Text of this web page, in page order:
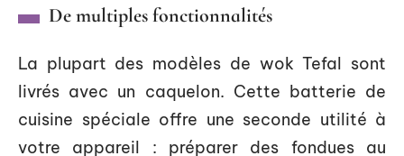
De multiples fonctionnalités
La plupart des modèles de wok Tefal sont
livrés avec un caquelon. Cette batterie de
cuisine spéciale offre une seconde utilité à
votre appareil : préparer des fondues au